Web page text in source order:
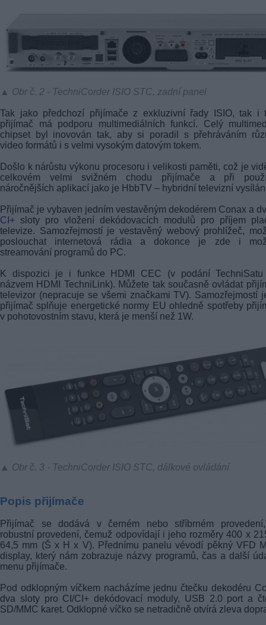
▲ Obr č. 2 - TechniCorder ISIO STC, zadní panel
Tak jako předchozí přijímače z exkluzivní řady ISIO, tak i
přijímač má podporu multimediálních funkcí. Celý
chipset byl inovován tak, aby si poradil s přehráváním
video formátů i s velmi vysokým datovým tokem.
Došlo k nárůstu výkonu procesoru i velikosti paměti, což je
celkovém velmi svižném chodu přijímače a při
náročnějších aplikací jako je HbbTV – hybridní televizní
Přijímač je vybaven jedním vestavěným dekodérem Conax a
CI+ sloty pro vložení dekódovacích modulů pro příjem
televize. Samozřejmostí je vestavěný webový prohlížeč,
poslouchat internetová rádia a dokonce je zde i
streamování programů do PC.
K dispozici je i funkce HDMI CEC (v podání
názvem HDMI TechniLink). Můžete tak současně ovládat
televizor (nepracuje se všemi značkami TV). Samozřejmostí
přijímač splňuje energetické normy EU ohledně spotřeby
v pohotovostním stavu, která je menší než 1W.
▲ Obr č. 3 - TechniCorder ISIO STC, dálkové ovládání
Popis přijímače
Přijímač se dodává v černém nebo stříbrném
robustní provedení, čemuž odpovídají i jeho rozměry 400 x
64,5 mm (Š x H x V). Přednímu panelu vévodí pěkný VFD
display, který nám zobrazuje názvy programů, čas a další
menu přijímače.
Pod odklopným víčkem nacházíme jednu čtečku dekodéru
dva sloty pro CI/CI+ dekódovací moduly, USB 2.0 port a
SD/MMC karet. Odklopné víčko se netradičně otvírá zleva